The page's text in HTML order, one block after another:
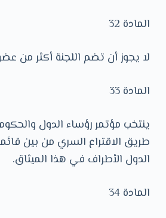
المادة 32
لا يجوز أن تضم اللجنة أكثر من
المادة 33
ينتخب مؤتمر رؤساء الدول
طريق الاقتراع السري من بين
الدول الأطراف في هذا الميثاق.
المادة 34